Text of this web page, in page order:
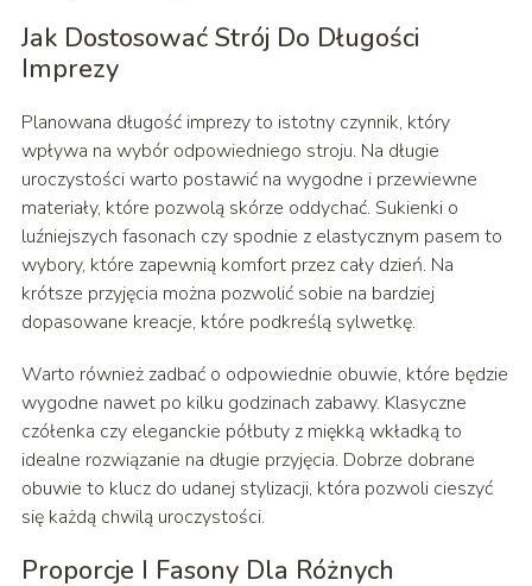
Jak Dostosować Strój Do Długości
Imprezy
Planowana długość imprezy to istotny czynnik, który
wpływa na wybór odpowiedniego stroju. Na długie
uroczystości warto postawić na wygodne i przewiewne
materiały, które pozwolą skórze oddychać. Sukienki o
luźniejszych fasonach czy spodnie z elastycznym pasem to
wybory, które zapewnią komfort przez cały dzień. Na
krótsze przyjęcia można pozwolić sobie na bardziej
dopasowane kreacje, które podkreślą sylwetkę.
Warto również zadbać o odpowiednie obuwie, które będzie
wygodne nawet po kilku godzinach zabawy. Klasyczne
czółenka czy eleganckie półbuty z miękką wkładką to
idealne rozwiązanie na długie przyjęcia. Dobrze dobrane
obuwie to klucz do udanej stylizacji, która pozwoli cieszyć
się każdą chwilą uroczystości.
Proporcje I Fasony Dla Różnych